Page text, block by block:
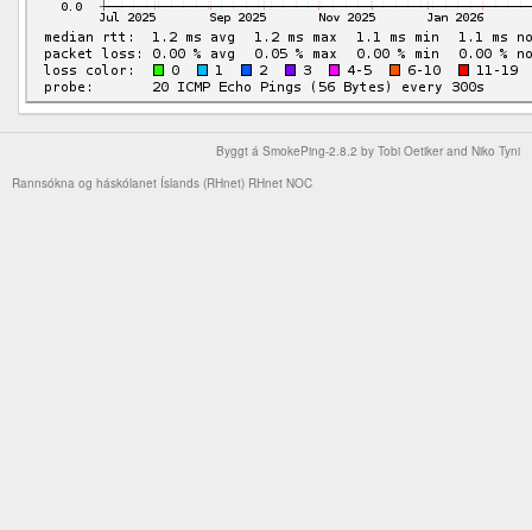
Byggt á SmokePing-2.8.2 by Tobi Oetiker and Niko Tyni
Rannsókna og háskólanet Íslands (RHnet) RHnet NOC